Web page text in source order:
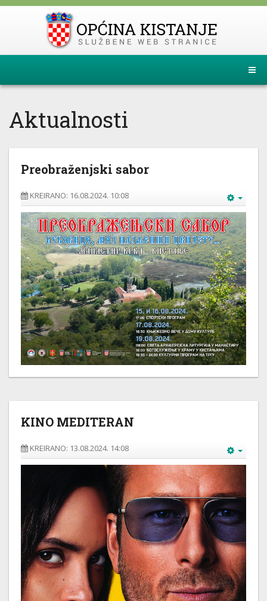
Aktualnosti
Preobraženjski sabor
KREIRANO: 16.08.2024. 10:08
KINO MEDITERAN
KREIRANO: 13.08.2024. 14:08